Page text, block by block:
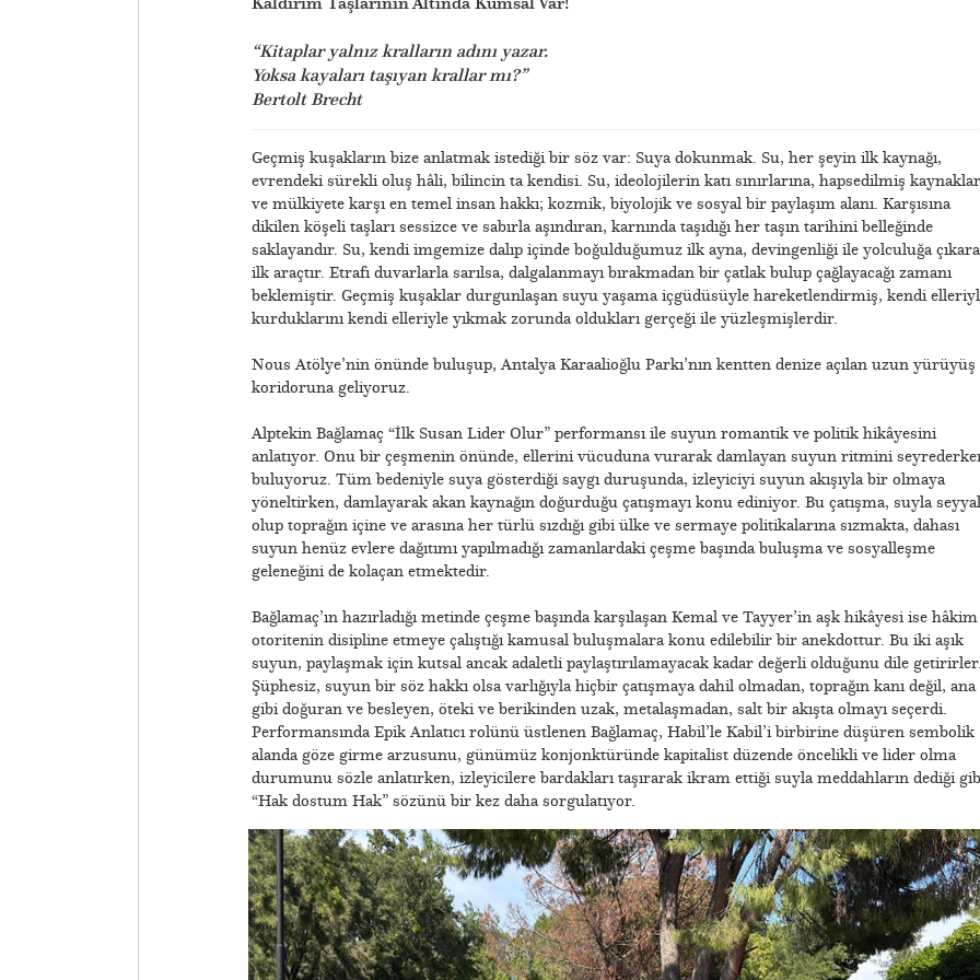
“Kitaplar yalnız kralların adını yazar.
Yoksa kayaları taşıyan krallar mı?”
Bertolt Brecht
Geçmiş kuşakların bize anlatmak istediği bir söz var: Suya dokunmak. Su, her şeyin ilk kaynağı,
evrendeki sürekli oluş hâli, bilincin ta kendisi. Su, ideolojilerin katı sınırlarına, hapsedilmiş
ve mülkiyete karşı en temel insan hakkı; kozmik, biyolojik ve sosyal bir paylaşım alanı. Karşısına
dikilen köşeli taşları sessizce ve sabırla aşındıran, karnında taşıdığı her taşın tarihini belleğinde
saklayandır. Su, kendi imgemize dalıp içinde boğulduğumuz ilk ayna, devingenliği ile yolculuğa
ilk araçtır. Etrafı duvarlarla sarılsa, dalgalanmayı bırakmadan bir çatlak bulup çağlayacağı zamanı
beklemiştir. Geçmiş kuşaklar durgunlaşan suyu yaşama içgüdüsüyle hareketlendirmiş, kendi
kurduklarını kendi elleriyle yıkmak zorunda oldukları gerçeği ile yüzleşmişlerdir.
Nous Atölye’nin önünde buluşup, Antalya Karaalioğlu Parkı’nın kentten denize açılan uzun yürüyüş
koridoruna geliyoruz.
Alptekin Bağlamaç “İlk Susan Lider Olur” performansı ile suyun romantik ve politik hikâyesini
anlatıyor. Onu bir çeşmenin önünde, ellerini vücuduna vurarak damlayan suyun ritmini
buluyoruz. Tüm bedeniyle suya gösterdiği saygı duruşunda, izleyiciyi suyun akışıyla bir olmaya
yöneltirken, damlayarak akan kaynağın doğurduğu çatışmayı konu ediniyor. Bu çatışma, suyla seyyal
olup toprağın içine ve arasına her türlü sızdığı gibi ülke ve sermaye politikalarına sızmakta, dahası
suyun henüz evlere dağıtımı yapılmadığı zamanlardaki çeşme başında buluşma ve sosyalleşme
geleneğini de kolaçan etmektedir.
Bağlamaç’ın hazırladığı metinde çeşme başında karşılaşan Kemal ve Tayyer’in aşk hikâyesi ise hâkim
otoritenin disipline etmeye çalıştığı kamusal buluşmalara konu edilebilir bir anekdottur. Bu iki aşık
suyun, paylaşmak için kutsal ancak adaletli paylaştırılamayacak kadar değerli olduğunu dile getirirler.
Şüphesiz, suyun bir söz hakkı olsa varlığıyla hiçbir çatışmaya dahil olmadan, toprağın kanı değil, ana
gibi doğuran ve besleyen, öteki ve berikinden uzak, metalaşmadan, salt bir akışta olmayı seçerdi.
Performansında Epik Anlatıcı rolünü üstlenen Bağlamaç, Habil’le Kabil’i birbirine düşüren sembolik
alanda göze girme arzusunu, günümüz konjonktüründe kapitalist düzende öncelikli ve lider olma
durumunu sözle anlatırken, izleyicilere bardakları taşırarak ikram ettiği suyla meddahların dediği
“Hak dostum Hak” sözünü bir kez daha sorgulatıyor.